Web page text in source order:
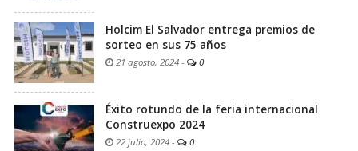
Holcim El Salvador entrega premios de
sorteo en sus 75 años
21 agosto, 2024 - 0
Éxito rotundo de la feria internacional
Construexpo 2024
22 julio, 2024 - 0